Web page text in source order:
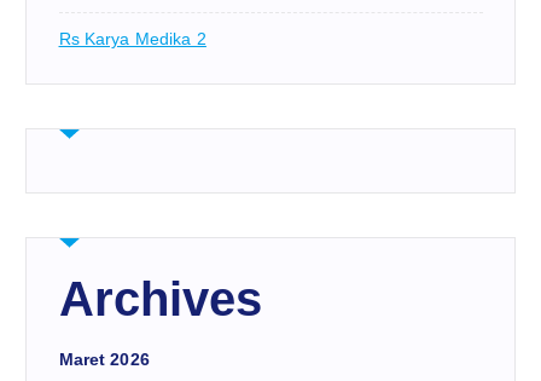
Rs Karya Medika 2
Archives
Maret 2026